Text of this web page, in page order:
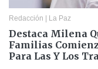
Redacción | La Paz
Destaca Milena
Familias
Para Las Y Los